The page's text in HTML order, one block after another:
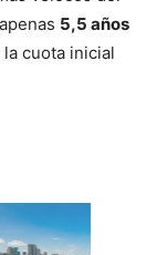
5,5 años
cuota inicial